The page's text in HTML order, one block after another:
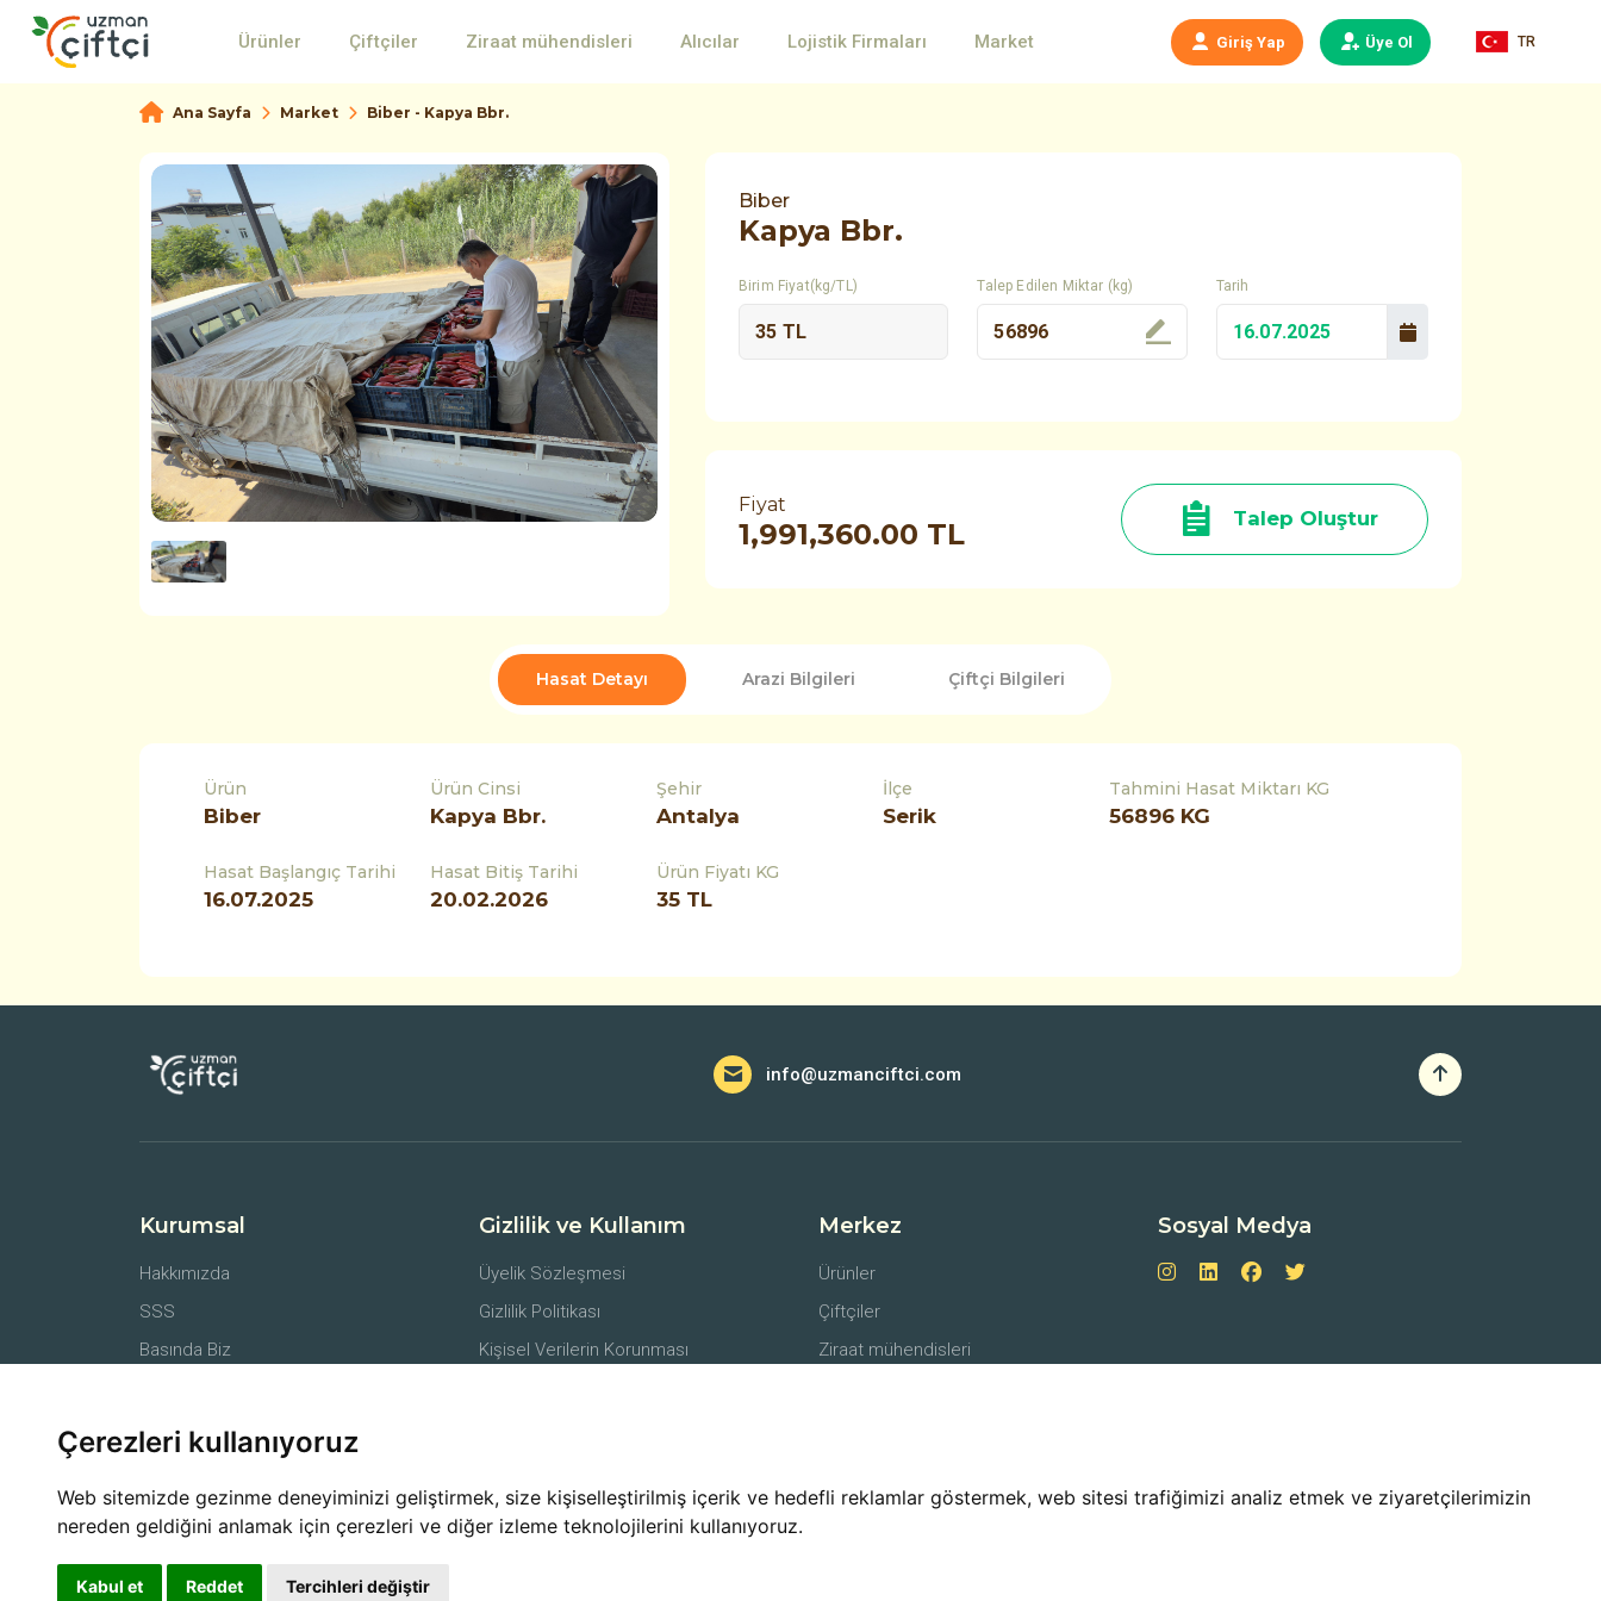
Çerezleri kullanıyoruz
Web sitemizde gezinme deneyiminizi geliştirmek, size kişiselleştirilmiş içerik ve hedefli reklamlar göstermek, web sitesi trafiğimizi analiz etmek ve ziyaretçilerimizin
nereden geldiğini anlamak için çerezleri ve diğer izleme teknolojilerini kullanıyoruz.
Kabul et Reddet Tercihleri değiştir
Ürünler Çiftçiler Ziraat mühendisleri Alıcılar Lojistik Firmaları Market Giriş Yap Üye Ol TR
Ana Sayfa Market Biber - Kapya Bbr.
Biber
Kapya Bbr.
Birim Fiyat(kg/TL) Talep Edilen Miktar (kg) Tarih
Fiyat
1,991,360.00 TL Talep Oluştur
Hasat Detayı Arazi Bilgileri Çiftçi Bilgileri
Ürün
Biber
Ürün Cinsi
Kapya Bbr.
Şehir
Antalya
İlçe
Serik
Tahmini Hasat Miktarı KG
56896 KG
Hasat Başlangıç Tarihi
16.07.2025
Hasat Bitiş Tarihi
20.02.2026
Ürün Fiyatı KG
35 TL
info@uzmanciftci.com
Kurumsal
Hakkımızda
SSS
Basında Biz
Farmer API
Gizlilik ve Kullanım
Üyelik Sözleşmesi
Gizlilik Politikası
Kişisel Verilerin Korunması
Merkez
Ürünler
Çiftçiler
Ziraat mühendisleri
Sosyal Medya